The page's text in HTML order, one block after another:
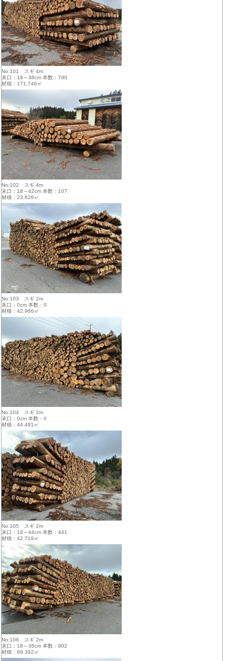
No:101 スギ 4m
末口：18～38cm 本数：790
材積：171.746㎥
No:102 スギ 4m
末口：18～42cm 本数：107
材積：23.626㎥
No:103 スギ 2m
末口：0cm 本数：0
材積：42.966㎥
No:104 スギ 2m
末口：0cm 本数：0
材積：44.491㎥
No:105 スギ 2m
末口：18～44cm 本数：441
材積：42.719㎥
No:106 スギ 2m
末口：18～36cm 本数：902
材積：89.392㎥